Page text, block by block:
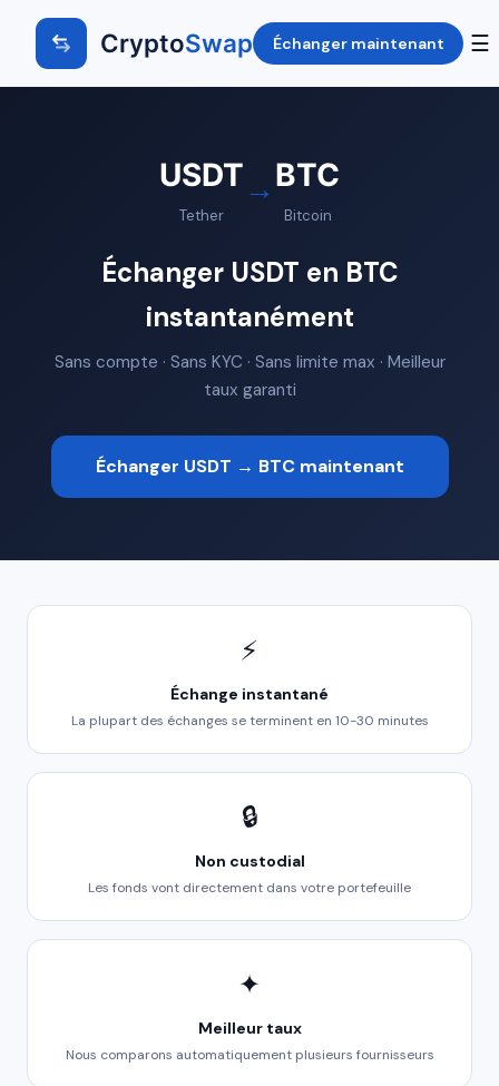
CryptoSwap Échanger maintenant ☰
USDT
Tether
→BTC
Bitcoin
Échanger USDT en BTC
instantanément
Sans compte · Sans KYC · Sans limite max · Meilleur
taux garanti
Échanger USDT → BTC maintenant
⚡
Échange instantané
La plupart des échanges se terminent en 10-30 minutes
🔒
Non custodial
Les fonds vont directement dans votre portefeuille
✦
Meilleur taux
Nous comparons automatiquement plusieurs fournisseurs